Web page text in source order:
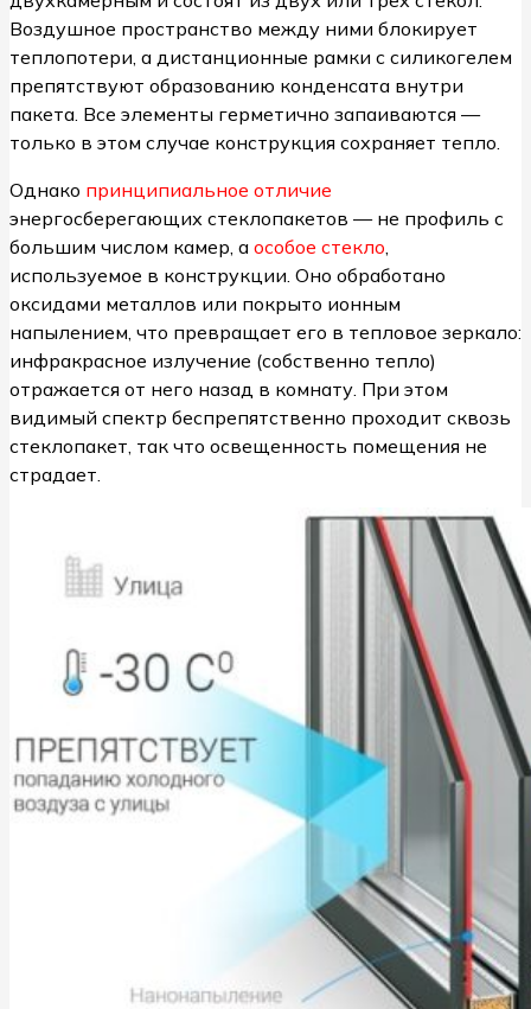
Воздушное пространство между ними блокирует
теплопотери, а дистанционные рамки с силикогелем
препятствуют образованию конденсата внутри
пакета. Все элементы герметично запаиваются —
только в этом случае конструкция сохраняет тепло.
Однако принципиальное отличие
энергосберегающих стеклопакетов — не профиль с
большим числом камер, а особое стекло
используемое в конструкции. Оно обработано
оксидами металлов или покрыто ионным
напылением, что превращает его в тепловое зеркало:
инфракрасное излучение (собственно тепло)
отражается от него назад в комнату. При этом
видимый спектр беспрепятственно проходит сквозь
стеклопакет, так что освещенность помещения не
страдает.